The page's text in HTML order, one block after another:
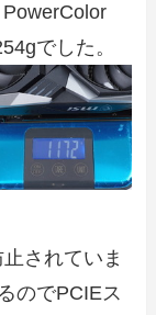
でした。
されていま
のでPCIEス